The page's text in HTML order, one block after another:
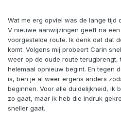
Wat me erg opviel was de lange tijd
V nieuwe aanwijzingen geeft na
voorgestelde route. Ik denk dat dat
komt. Volgens mij probeert Carin
weer op de oude route terugbrengt,
helemaal opnieuw begint. En tegen
is, ben je al weer ergens anders
beginnen. Voor alle duidelijkheid, ik
zo gaat, maar ik heb die indruk
sneller gaat.